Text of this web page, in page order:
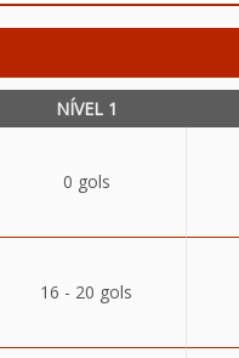
NÍVEL 1
0 gols
16 - 20 gols